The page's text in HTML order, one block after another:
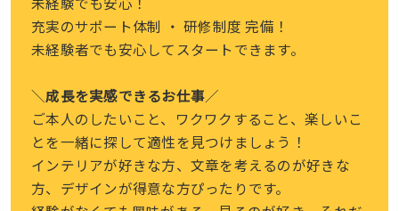
充実のサポート体制 ・ 研修制度 完備！
未経験者でも安心してスタートできます。
＼成長を実感できるお仕事／
ご本人のしたいこと、ワクワクすること、楽しいこ
とを一緒に探して適性を見つけましょう！
インテリアが好きな方、文章を考えるのが好きな
方、デザインが得意な方ぴったりです。